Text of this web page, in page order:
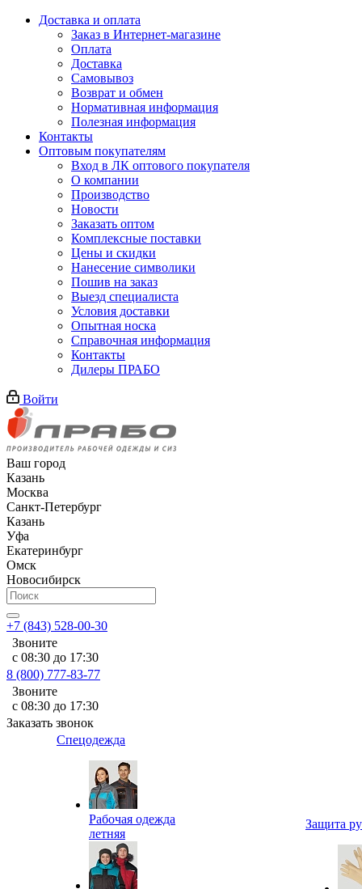
Доставка и оплата
Заказ в Интернет-магазине
Оплата
Доставка
Самовывоз
Возврат и обмен
Нормативная информация
Полезная информация
Контакты
Оптовым покупателям
Вход в ЛК оптового покупателя
О компании
Производство
Новости
Заказать оптом
Комплексные поставки
Цены и скидки
Нанесение символики
Пошив на заказ
Выезд специалиста
Условия доставки
Опытная носка
Справочная информация
Контакты
Дилеры ПРАБО
Войти
Ваш город
Казань
Москва
Санкт-Петербург
Казань
Уфа
Екатеринбург
Омск
Новосибирск
+7 (843) 528-00-30
Звоните
с 08:30 до 17:30
8 (800) 777-83-77
Звоните
с 08:30 до 17:30
Заказать звонок
Спецодежда
Рабочая одежда
летняя
Защита